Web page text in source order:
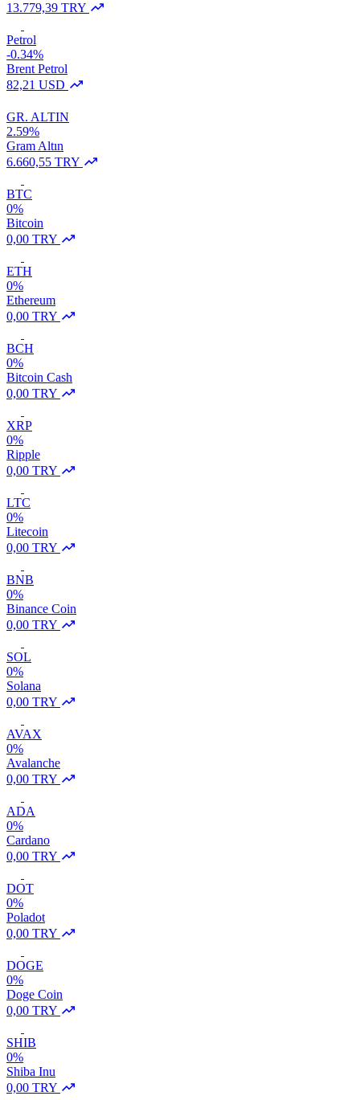
13.779,39 TRY
Petrol
-0.34%
Brent Petrol
82,21 USD
GR. ALTIN
2.59%
Gram Altın
6.660,55 TRY
BTC
0%
Bitcoin
0,00 TRY
ETH
0%
Ethereum
0,00 TRY
BCH
0%
Bitcoin Cash
0,00 TRY
XRP
0%
Ripple
0,00 TRY
LTC
0%
Litecoin
0,00 TRY
BNB
0%
Binance Coin
0,00 TRY
SOL
0%
Solana
0,00 TRY
AVAX
0%
Avalanche
0,00 TRY
ADA
0%
Cardano
0,00 TRY
DOT
0%
Poladot
0,00 TRY
DOGE
0%
Doge Coin
0,00 TRY
SHIB
0%
Shiba Inu
0,00 TRY